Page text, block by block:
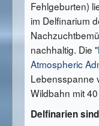
Fehlgeburten)
im Delfinarium
nachhaltig. Die "
Atmospheric
Lebensspanne
Wildbahn mit
Delfinarien